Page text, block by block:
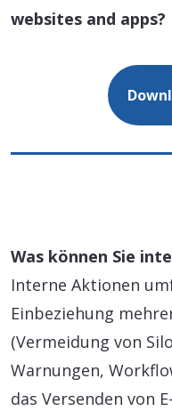
websites and apps?
Was können Sie
Interne Aktionen
Einbeziehung
(Vermeidung von
Warnungen,
das Versenden von